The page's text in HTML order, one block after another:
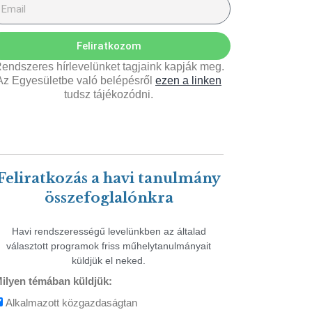
Feliratkozom
hírlevelünket tagjaink kapják meg.
Egyesületbe való belépésről ezen a linken
tudsz tájékozódni.
a havi tanulmány
összefoglalónkra
Havi rendszerességű levelünkben az általad
választott programok friss műhelytanulmányait
küldjük el neked.
témában küldjük:
Alkalmazott közgazdaságtan